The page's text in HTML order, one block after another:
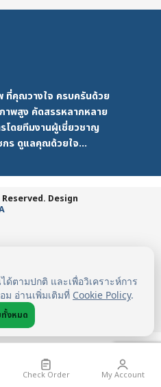
ด้ตามปกติ และเพื่อวิเคราะห์การ
อ่านเพิ่มเติมที่ Cookie Policy.
งหมด
คุณวางใจ ครบครันด้วย
พสูง คัดสรรหลากหลาย
โดยทีมงานผู้เชี่ยวชาญ
กร ดูแลคุณด้วยใจ...
Design
Check Order My Account